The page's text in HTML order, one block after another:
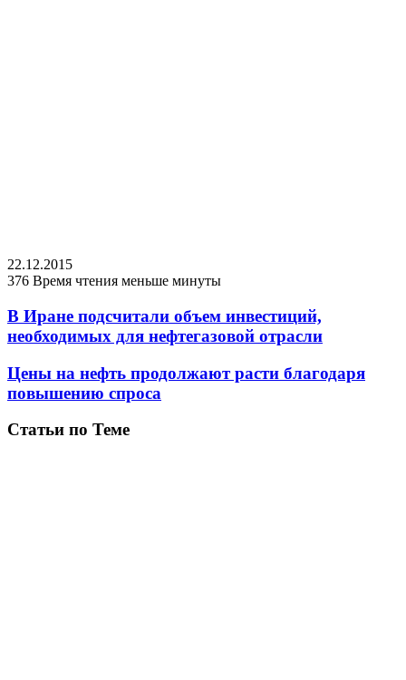
22.12.2015
376 Время чтения меньше минуты
В Иране подсчитали объем инвестиций,
необходимых для нефтегазовой отрасли
Цены на нефть продолжают расти благодаря
повышению спроса
Статьи по Теме